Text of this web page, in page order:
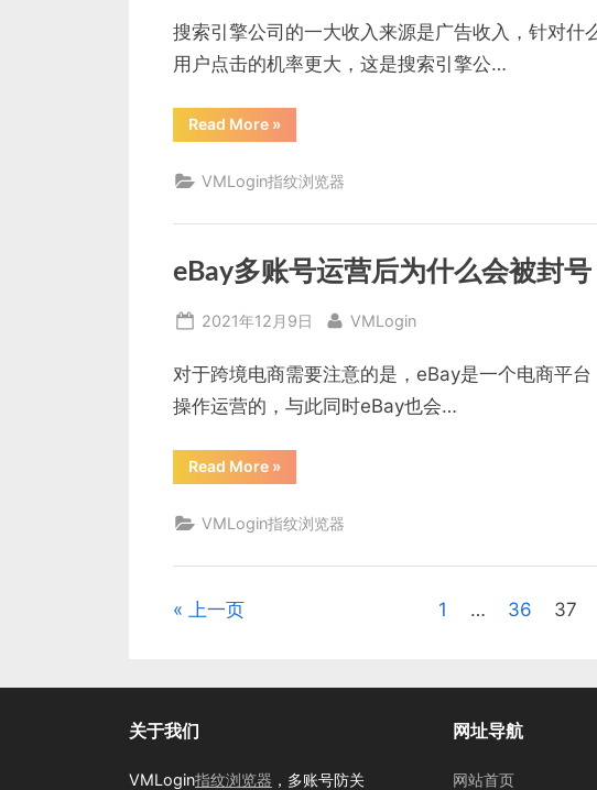
搜索引擎公司的一大收入来源是广告收入，针对什
用户点击的机率更大，这是搜索引擎公…
Read More“浏
览
隐
私
怎
防
止
器
信
息？”
»
VMLogin指纹浏览器
eBay多账号运营后为什么会被封号
Posted
2021年12月9日 By
VMLogin
对于跨境电商需要注意的是，eBay是一个电商平
操作运营的，与此同时eBay也会…
Read More“eBay
多
运
为
»
VMLogin指纹浏览器
文
分
页
上一页 1 … 36 37
关于我们
VMLogin指纹浏览器 ，多账号防关
网址导航
网站首页